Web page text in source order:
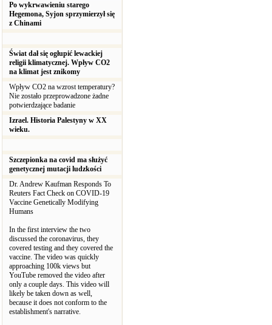
Po wykrwawieniu starego
Hegemona, Syjon sprzymierzył się
z Chinami
Świat dał się ogłupić lewackiej
religii klimatycznej. Wpływ CO2
na klimat jest znikomy
Wpływ CO2 na wzrost temperatury?
Nie zostało przeprowadzone żadne
potwierdzające badanie
Izrael. Historia Palestyny w XX
wieku.
Szczepionka na covid ma służyć
genetycznej mutacji ludzkości
Dr. Andrew Kaufman Responds To
Reuters Fact Check on COVID-19
Vaccine Genetically Modifying
Humans
In the first interview the two
discussed the coronavirus, they
covered testing and they covered the
vaccine. The video was quickly
approaching 100k views but
YouTube removed the video after
only a couple days. This video will
likely be taken down as well,
because it does not conform to the
establishment's narrative.